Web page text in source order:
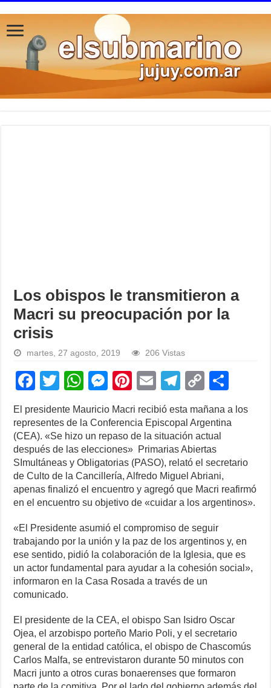
Los obispos le transmitieron a
Macri su preocupación por la
crisis
martes, 27 agosto, 2019 206 Vistas
F
a
c
e
b
o
o
T
wi
tt
er
W
at
s
A
p
p
M
e
ss
e
n
g
er
Pi
nt
er
e
st
E
m
ail
T
e
gr
a
m
C
o
p
y
Li
n
k
h
ar
El presidente Mauricio Macri recibió esta mañana a los
representes de la Conferencia Episcopal Argentina
(CEA). «Se hizo un repaso de la situación actual
después de las elecciones» Primarias Abiertas
SImultáneas y Obligatorias (PASO), relató el secretario
de Culto de la Cancillería, Alfredo Miguel Abriani,
apenas finalizó el encuentro y agregó que Macri reafirmó
en el encuentro su objetivo de «cuidar a los argentinos».
«El Presidente asumió el compromiso de seguir
trabajando por la unión y la paz de los argentinos y, en
ese sentido, pidió la colaboración de la Iglesia, que es
un actor fundamental para ayudar a la cohesión social»,
informaron en la Casa Rosada a través de un
comunicado.
El presidente de la CEA, el obispo San Isidro Oscar
Ojea, el arzobispo porteño Mario Poli, y el secretario
general de la entidad católica, el obispo de Chascomús
Carlos Malfa, se entrevistaron durante 50 minutos con
Macri junto a otros curas bonaerenses que formaron